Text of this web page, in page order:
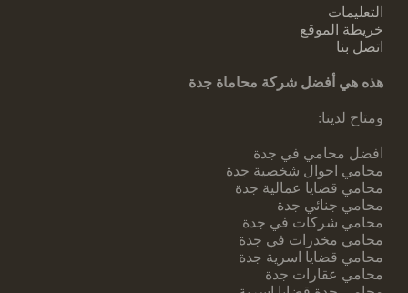
التعليمات
خريطة الموقع
اتصل بنا
هذه هي أفضل شركة محاماة جدة
ومتاح لدينا:
افضل محامي في جدة
محامي احوال شخصية جدة
محامي قضايا عمالية جدة
محامي جنائي جدة
محامي شركات في جدة
محامي مخدرات في جدة
محامي قضايا اسرية جدة
محامي عقارات جدة